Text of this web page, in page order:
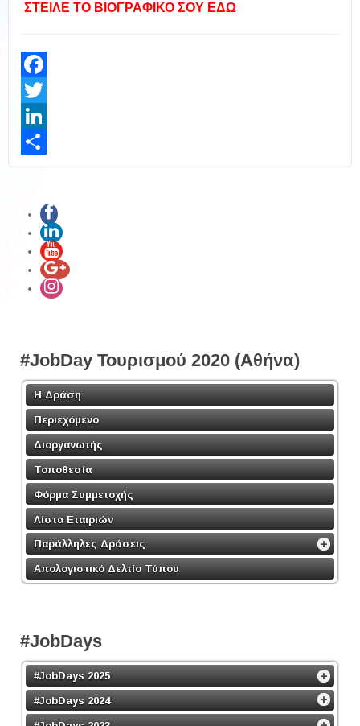
ΣΤΕΙΛΕ ΤΟ ΒΙΟΓΡΑΦΙΚΟ ΣΟΥ ΕΔΩ
Facebook
Twitter
LinkedIn
Share
#JobDay Τουρισμού 2020 (Αθήνα)
Η Δράση
Περιεχόμενο
Διοργανωτής
Τοποθεσία
Φόρμα Συμμετοχής
Λίστα Εταιριών
Παράλληλες Δράσεις
Απολογιστικό Δελτίο Τύπου
#JobDays
#JobDays 2025
#JobDays 2024